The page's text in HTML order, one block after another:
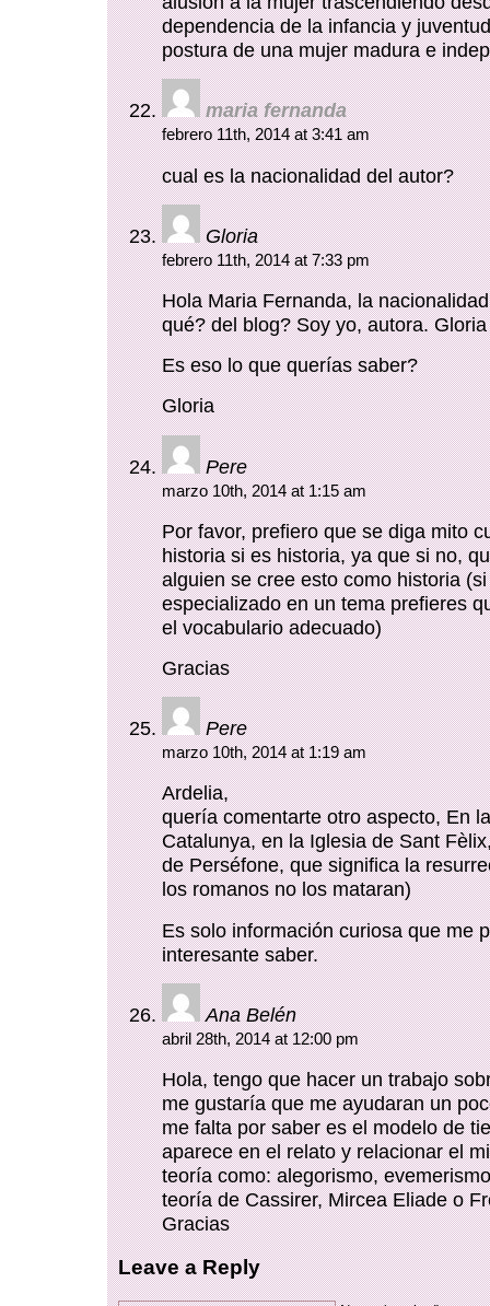
dependencia de la infancia y
postura de una mujer madura e
maria fernanda
febrero 11th, 2014 at 3:41 am
cual es la nacionalidad del autor?
Gloria
febrero 11th, 2014 at 7:33 pm
Hola Maria Fernanda, la
qué? del blog? Soy yo, autora.
Es eso lo que querías saber?
Gloria
Pere
marzo 10th, 2014 at 1:15 am
Por favor, prefiero que se diga mito
historia si es historia, ya que si no,
alguien se cree esto como historia
especializado en un tema prefieres
el vocabulario adecuado)
Gracias
Pere
marzo 10th, 2014 at 1:19 am
Ardelia,
quería comentarte otro aspecto, En
Catalunya, en la Iglesia de Sant
de Perséfone, que significa la
los romanos no los mataran)
Es solo información curiosa que me
interesante saber.
Ana Belén
abril 28th, 2014 at 12:00 pm
Hola, tengo que hacer un trabajo
me gustaría que me ayudaran un
me falta por saber es el modelo de
aparece en el relato y relacionar el
teoría como: alegorismo,
teoría de Cassirer, Mircea Eliade o
Gracias
Leave a Reply